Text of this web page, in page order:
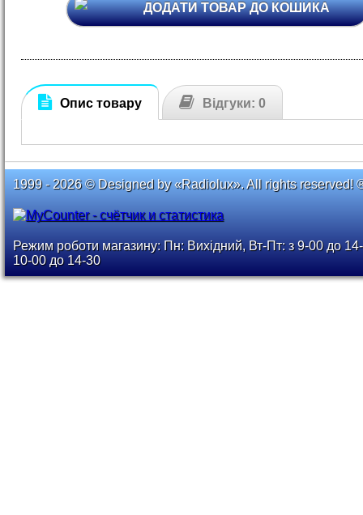
ДОДАТИ ТОВАР ДО КОШИКА
Опис товару Відгуки: 0
1999 - 2026 © Designed by «Radiolux». All rights reserved!
Режим роботи магазину: Пн: Вихідний, Вт-Пт: з 9-00 до
10-00 до 14-30